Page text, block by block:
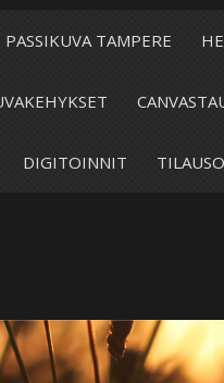
PASSIKUVA TAMPERE
DIGITOINNIT